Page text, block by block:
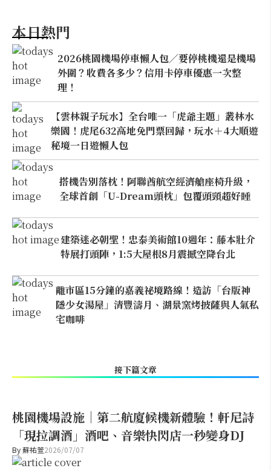
本日熱門
2026桃園機場停車懶人包／要停桃機還是機場
外圍？收費各多少？信用卡停車優惠一次整
理！
【雲林親子玩水】全台唯一「虎爺主題」叢林水
樂園！虎尾632高地免門票回歸，玩水＋4大順遊
秘境一日遊懶人包
搭機告別落枕！阿聯酋航空經濟艙座椅升級，
全球首創「U-Dream頭枕」包覆頭頸超好睡
建築迷必朝聖！忠泰美術館10週年：藤本壯介
特展打頭陣，1:5大屋根8月震撼空降台北
離市區15分鐘的嘉義祕境路線！造訪「台版神
隱少女湯屋」清豐濤月、湖景窯烤披薩與人氣私
宅咖啡
接下篇文章
桃園機場設施｜第二航廈候機新體驗！軒尼詩
「現拉調酒」酒吧、音樂快閃店一秒變身DJ
By蘇祐萱2026/07/07